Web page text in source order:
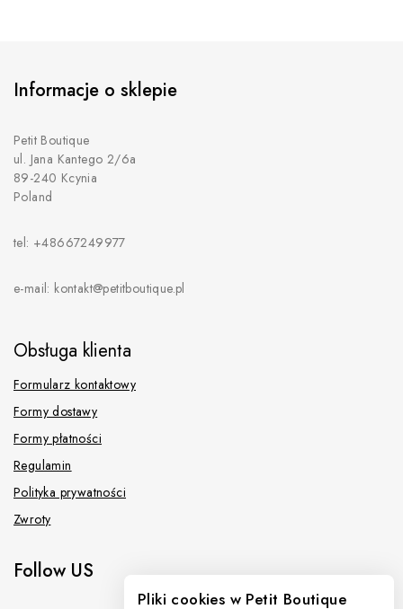
Informacje o sklepie
Petit Boutique
ul. Jana Kantego 2/6a
89-240 Kcynia
Poland
tel: +48667249977
e-mail: kontakt@petitboutique.pl
Obsługa klienta
Formularz kontaktowy
Formy dostawy
Formy płatności
Regulamin
Polityka prywatności
Zwroty
Follow US
Pliki cookies w Petit Boutique